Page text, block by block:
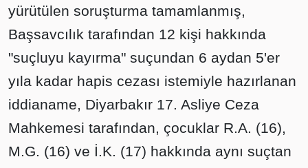
yürütülen soruşturma tamamlanmış,
Başsavcılık tarafından 12 kişi hakkında
"suçluyu kayırma" suçundan 6 aydan 5'er
yıla kadar hapis cezası istemiyle hazırlanan
iddianame, Diyarbakır 17. Asliye Ceza
Mahkemesi tarafından, çocuklar R.A. (16),
M.G. (16) ve İ.K. (17) hakkında aynı suçtan